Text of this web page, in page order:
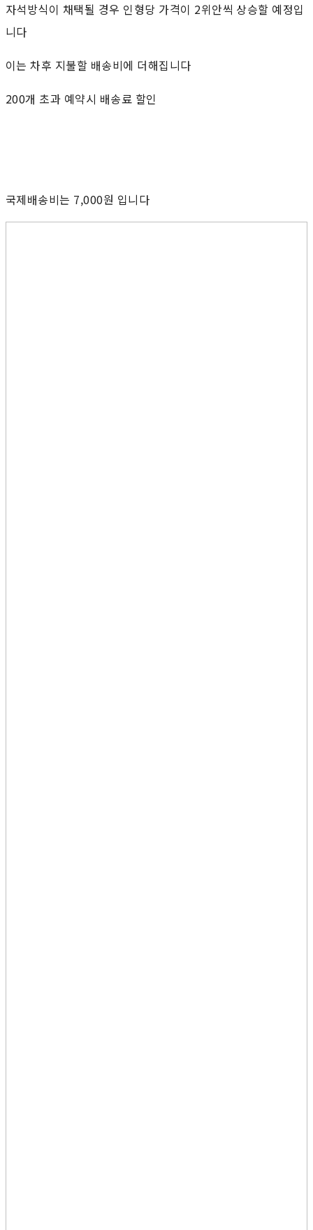
자석방식이 채택될 경우 인형당 가격이 2위안씩 상승할 예정입
니다
이는 차후 지불할 배송비에 더해집니다
200개 초과 예약시 배송료 할인
국제배송비는 7,000원 입니다